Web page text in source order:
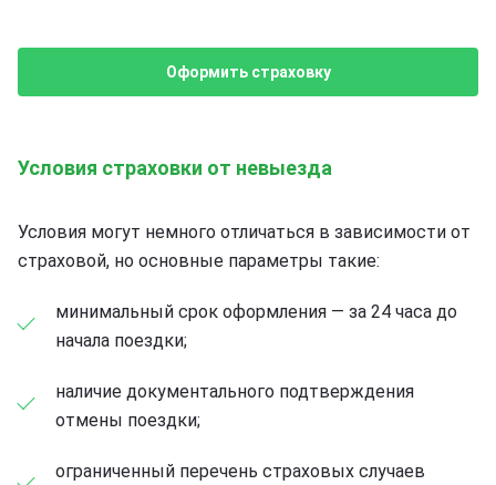
Оформить страховку
Условия страховки от невыезда
Условия могут немного отличаться в зависимости от
страховой, но основные параметры такие:
минимальный срок оформления — за 24 часа до
начала поездки;
наличие документального подтверждения
отмены поездки;
ограниченный перечень страховых случаев